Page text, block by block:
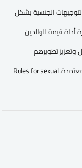
الجنسية بشكل
أداة قيمة للوالدين
وتعزيز تطويرهم
الشخصي والاجتماعي,الدورة مجانية وبشهادة معتمدة. Rules for sexual